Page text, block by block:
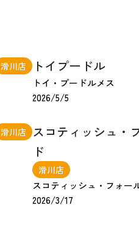
滑川店 トイプードル
トイ・プードルメス
2026/5/5
滑川店 スコティッシュ・
ド
滑川店
スコティッシュ・フォー
2026/3/17